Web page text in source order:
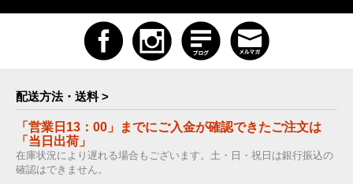
配送方法・送料 >
「営業日13：00」までにご入金が確認できたご注文は
「当日出荷」
在庫状況により遅れる場合もございます。土・日・祝日は銀行振込の
確認はできません。